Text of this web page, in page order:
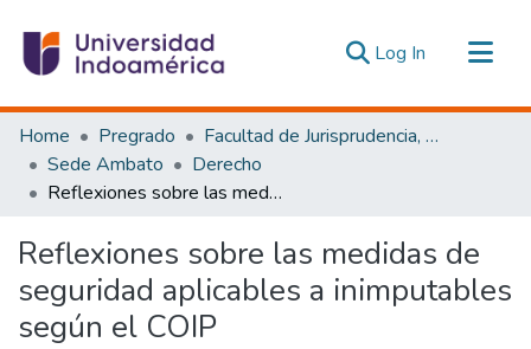
Log In (current)
Communities & Collections
All of DSpace
Statistics
Home Pregrado
Facultad de Jurisprudencia, Ciencias Políticas y Económicas
Sede Ambato
Derecho
Reflexiones sobre las medidas de seguridad aplicables a inimputables según el COIP
Reflexiones sobre las medidas de
seguridad aplicables a inimputables
según el COIP